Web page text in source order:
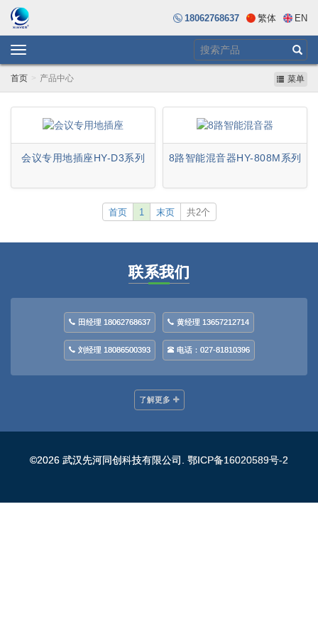
18062768637 繁体 EN
Toggle
navigation
首页 产品中心 菜单
会议专用地插座HY-D3系列 8路智能混音器HY-808M系列
首页 1 末页 共2个
联系我们
田经理 18062768637 黄经理 13657212714
刘经理 18086500393 电话：027-81810396
了解更多
©2026 武汉先河同创科技有限公司. 鄂ICP备16020589号-2